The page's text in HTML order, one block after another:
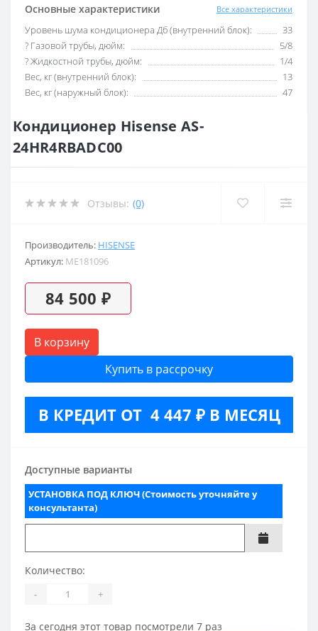
Основные характеристики Все характеристики
Уровень шума кондиционера Дб (внутренний блок):
33
? Газовой трубы, дюйм:
5/8
? Жидкостной трубы, дюйм:
1/4
Вес, кг (внутренний блок):
13
Вес, кг (наружный блок):
47
Кондиционер Hisense AS-
24HR4RBADC00
Отзывы: (0)
Производитель: HISENSE
Артикул: ME181096
84 500 ₽
В корзину
Купить в рассрочку
В КРЕДИТ ОТ 4 447 ₽ В МЕСЯЦ
Доступные варианты
УСТАНОВКА ПОД КЛЮЧ (Стоимость уточняйте у
консультанта)
Количество:
- +
За сегодня этот товар посмотрели 7 раз